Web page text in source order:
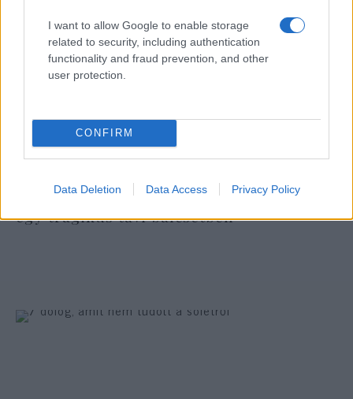
I want to allow Google to enable storage
related to security, including authentication
functionality and fraud prevention, and other
user protection.
CONFIRM
Data Deletion Data Access Privacy Policy
Szívszorító: testvérpár vesztette életét
egy tragikus tavi balesetben